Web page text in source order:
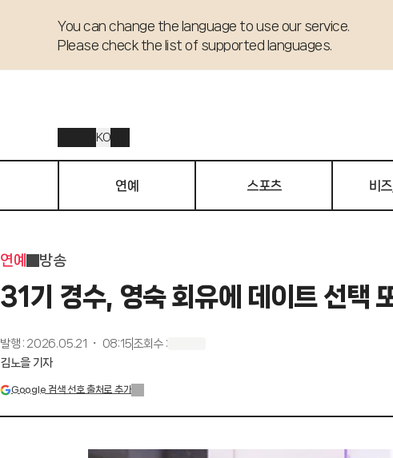
You can change the language to use our service.
Please check the list of supported languages.
KO
연예 스포츠 비
연예 방송
31기 경수, 영숙 회유에 데이트 선택
발행 : 2026.05.21 ・ 08:15 조회수:
김노을 기자
Google 검색 선호 출처로 추가